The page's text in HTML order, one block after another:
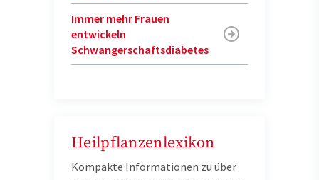
Immer mehr Frauen
entwickeln
Schwangerschaftsdiabetes
Heilpflanzenlexikon
Kompakte Informationen zu über